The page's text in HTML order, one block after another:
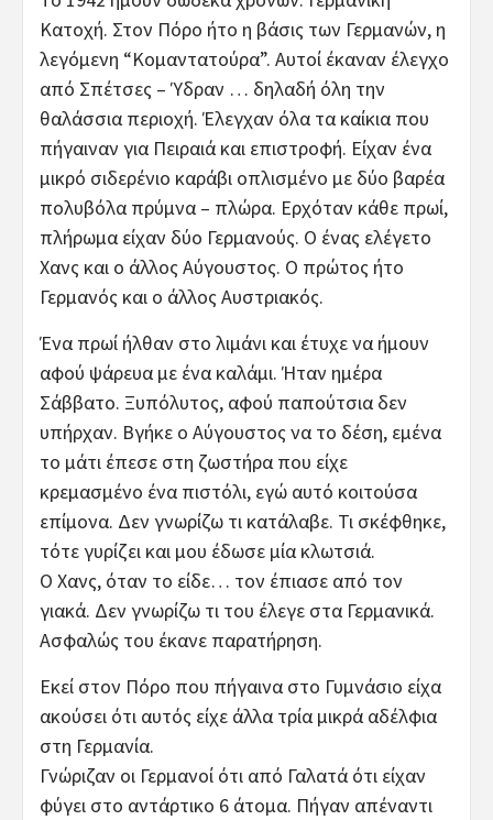
Κατοχή. Στον Πόρο ήτο η βάσις των Γερμανών, η
λεγόμενη “Κομαντατούρα”. Αυτοί έκαναν έλεγχο
από Σπέτσες – Ύδραν … δηλαδή όλη την
θαλάσσια περιοχή. Έλεγχαν όλα τα καίκια που
πήγαιναν για Πειραιά και επιστροφή. Είχαν ένα
μικρό σιδερένιο καράβι οπλισμένο με δύο βαρέα
πολυβόλα πρύμνα – πλώρα. Ερχόταν κάθε πρωί,
πλήρωμα είχαν δύο Γερμανούς. Ο ένας ελέγετο
Χανς και ο άλλος Αύγουστος. Ο πρώτος ήτο
Γερμανός και ο άλλος Αυστριακός.
Ένα πρωί ήλθαν στο λιμάνι και έτυχε να ήμουν
αφού ψάρευα με ένα καλάμι. Ήταν ημέρα
Σάββατο. Ξυπόλυτος, αφού παπούτσια δεν
υπήρχαν. Βγήκε ο Αύγουστος να το δέση, εμένα
το μάτι έπεσε στη ζωστήρα που είχε
κρεμασμένο ένα πιστόλι, εγώ αυτό κοιτούσα
επίμονα. Δεν γνωρίζω τι κατάλαβε. Τι σκέφθηκε,
τότε γυρίζει και μου έδωσε μία κλωτσιά.
Ο Χανς, όταν το είδε… τον έπιασε από τον
γιακά. Δεν γνωρίζω τι του έλεγε στα Γερμανικά.
Ασφαλώς του έκανε παρατήρηση.
Εκεί στον Πόρο που πήγαινα στο Γυμνάσιο είχα
ακούσει ότι αυτός είχε άλλα τρία μικρά αδέλφια
στη Γερμανία.
Γνώριζαν οι Γερμανοί ότι από Γαλατά ότι είχαν
φύγει στο αντάρτικο 6 άτομα. Πήγαν απέναντι